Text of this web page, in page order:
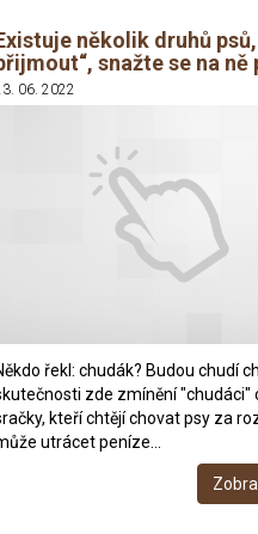
několik druhů
snažte se na
06. 2022
řekl: chudák? Budou chudí
zde zmínění "chudáci"
kteří chtějí chovat psy za
utrácet peníze…